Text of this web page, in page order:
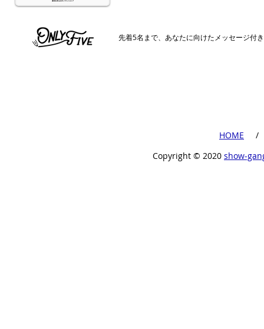
先着5名まで、あなたに向けたメッセージ付
​HOME
​ /
Copyright ©︎ 2020 show-